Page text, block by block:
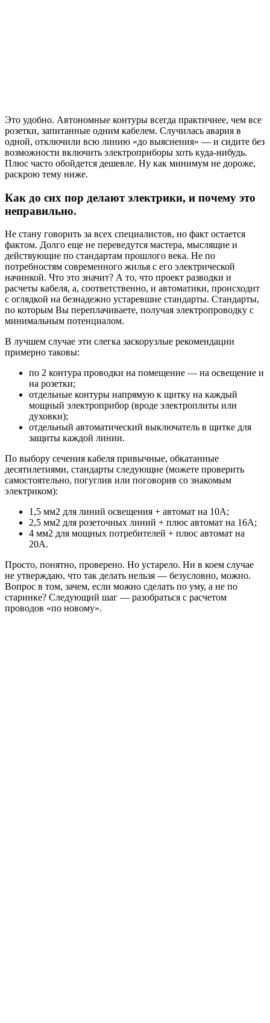
Это удобно. Автономные контуры всегда практичнее, чем все
розетки, запитанные одним кабелем. Случилась авария в
одной, отключили всю линию «до выяснения» — и сидите без
возможности включить электроприборы хоть куда-нибудь.
Плюс часто обойдется дешевле. Ну как минимум не дороже,
раскрою тему ниже.
Как до сих пор делают электрики, и почему это
неправильно.
Не стану говорить за всех специалистов, но факт остается
фактом. Долго еще не переведутся мастера, мыслящие и
действующие по стандартам прошлого века. Не по
потребностям современного жилья с его электрической
начинкой. Что это значит? А то, что проект разводки и
расчеты кабеля, а, соответственно, и автоматики, происходит
с оглядкой на безнадежно устаревшие стандарты. Стандарты,
по которым Вы переплачиваете, получая электропроводку с
минимальным потенциалом.
В лучшем случае эти слегка заскорузлые рекомендации
примерно таковы:
по 2 контура проводки на помещение — на освещение и
на розетки;
отдельные контуры напрямую к щитку на каждый
мощный электроприбор (вроде электроплиты или
духовки);
отдельный автоматический выключатель в щитке для
защиты каждой линии.
По выбору сечения кабеля привычные, обкатанные
десятилетиями, стандарты следующие (можете проверить
самостоятельно, погуглив или поговорив со знакомым
электриком):
1,5 мм2 для линий освещения + автомат на 10А;
2,5 мм2 для розеточных линий + плюс автомат на 16А;
4 мм2 для мощных потребителей + плюс автомат на
20А.
Просто, понятно, проверено. Но устарело. Ни в коем случае
не утверждаю, что так делать нельзя — безусловно, можно.
Вопрос в том, зачем, если можно сделать по уму, а не по
старинке? Следующий шаг — разобраться с расчетом
проводов «по новому».